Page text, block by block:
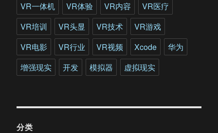
VR一体机
VR体验 VR内容
VR医疗
VR培训
VR头显 VR技术
VR游戏
VR电影
VR行业 VR视频 Xcode
华为
增强现实
开发 模拟器 虚拟现实
分类